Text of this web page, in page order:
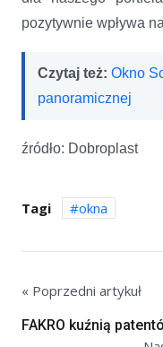
pozytywnie wpływa
Czytaj też: Okno
panoramicznej
źródło: Dobroplast
Tagi okna
« Poprzedni artykuł
FAKRO kuźnią